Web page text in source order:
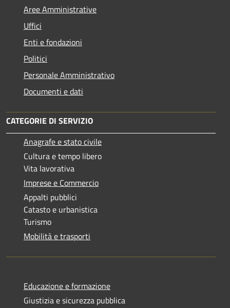
Aree Amministrative
Uffici
Enti e fondazioni
Politici
Personale Amministrativo
Documenti e dati
CATEGORIE DI SERVIZIO
Anagrafe e stato civile
Cultura e tempo libero
Vita lavorativa
Imprese e Commercio
Appalti pubblici
Catasto e urbanistica
Turismo
Mobilità e trasporti
Educazione e formazione
Giustizia e sicurezza pubblica